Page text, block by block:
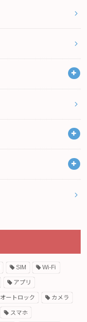
SIM Wi-Fi
アプリ
オートロック カメラ
スマホ